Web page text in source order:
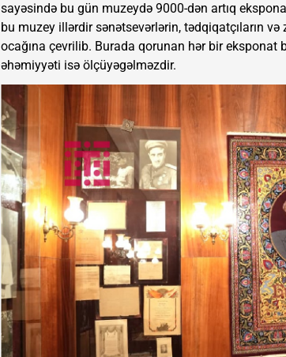
sayəsində bu gün muzeydə 9000-dən artıq
bu muzey illərdir sənətsevərlərin, tədqiqatçıların
ocağına çevrilib. Burada qorunan hər bir eksponat
əhəmiyyəti isə ölçüyəgəlməzdir.